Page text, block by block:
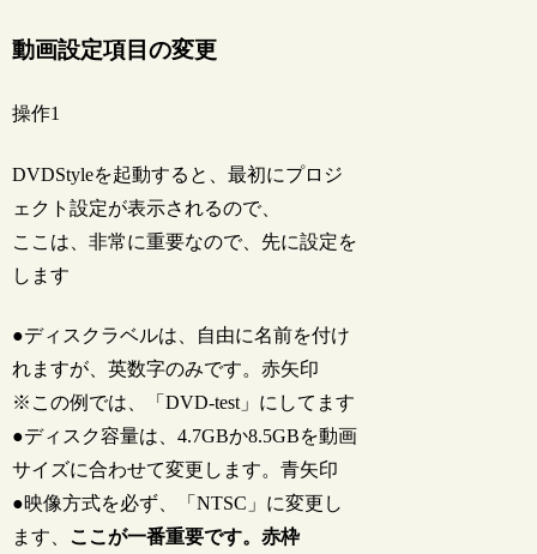
動画設定項目の変更
操作1
DVDStyleを起動すると、最初にプロジ
ェクト設定が表示されるので、
ここは、非常に重要なので、先に設定を
します
●ディスクラベルは、自由に名前を付け
れますが、英数字のみです。赤矢印
※この例では、「DVD-test」にしてます
●ディスク容量は、4.7GBか8.5GBを動画
サイズに合わせて変更します。青矢印
●映像方式を必ず、「NTSC」に変更し
ます、 ここが一番重要です。赤枠